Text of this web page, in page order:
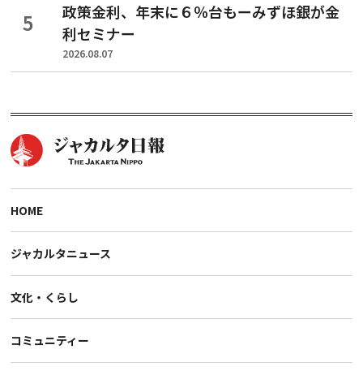
政策金利、年末に６％台もーみずほ銀が金
利セミナー
2026.08.07
HOME
ジャカルタニュース
文化・くらし
コミュニティー